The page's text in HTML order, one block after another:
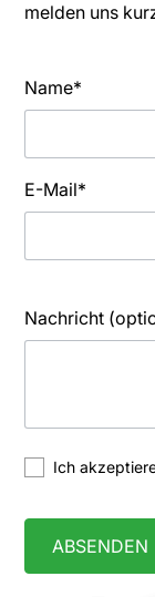
melden uns
Name*
E-Mail*
Nachricht
Ich